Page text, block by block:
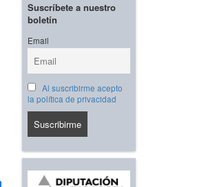
Suscríbete a nuestro
boletín
Email
Al suscribirme acepto
la política de privacidad